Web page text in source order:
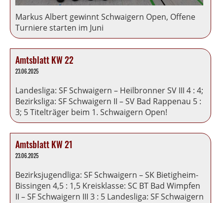
Markus Albert gewinnt Schwaigern Open, Offene
Turniere starten im Juni
Amtsblatt KW 22
23.06.2025
Landesliga: SF Schwaigern – Heilbronner SV III 4 : 4;
Bezirksliga: SF Schwaigern II – SV Bad Rappenau 5 :
3; 5 Titelträger beim 1. Schwaigern Open!
Amtsblatt KW 21
23.06.2025
Bezirksjugendliga: SF Schwaigern – SK Bietigheim-
Bissingen 4,5 : 1,5 Kreisklasse: SC BT Bad Wimpfen
II – SF Schwaigern III 3 : 5 Landesliga: SF Schwaigern